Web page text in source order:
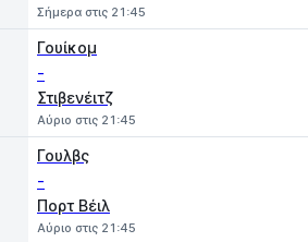
Σήμερα στις 21:45
Γουίκομ
-
Στιβενέιτζ
Αύριο στις 21:45
Γουλβς
-
Πορτ Βέιλ
Αύριο στις 21:45